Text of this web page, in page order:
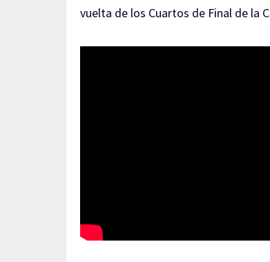
vuelta de los Cuartos de Final de la